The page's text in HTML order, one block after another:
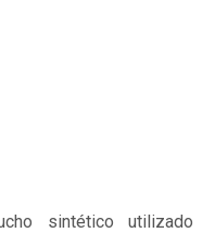
sintético utilizado